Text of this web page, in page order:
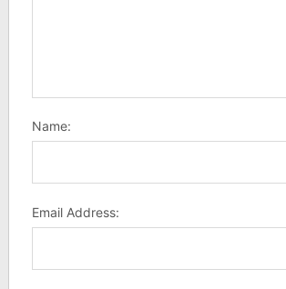
Name:
Email Address: